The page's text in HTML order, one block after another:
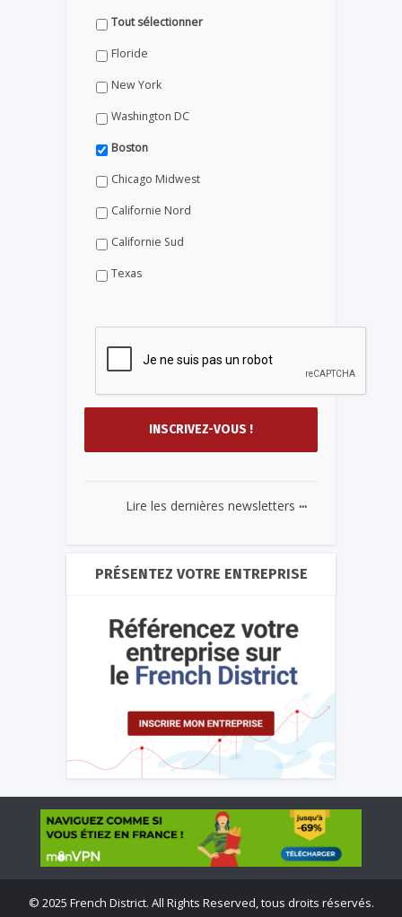
Tout sélectionner
Floride
New York
Washington DC
Boston
Chicago Midwest
Californie Nord
Californie Sud
Texas
Lire les dernières newsletters ...
PRÉSENTEZ VOTRE ENTREPRISE
© 2025 French District. All Rights Reserved, tous droits réservés.